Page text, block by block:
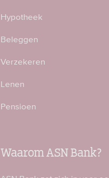
Hypotheek
Beleggen
Verzekeren
Lenen
Pensioen
Waarom ASN Bank?